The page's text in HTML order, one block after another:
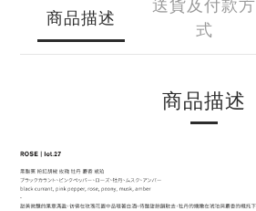
商品描述
式
商品描述